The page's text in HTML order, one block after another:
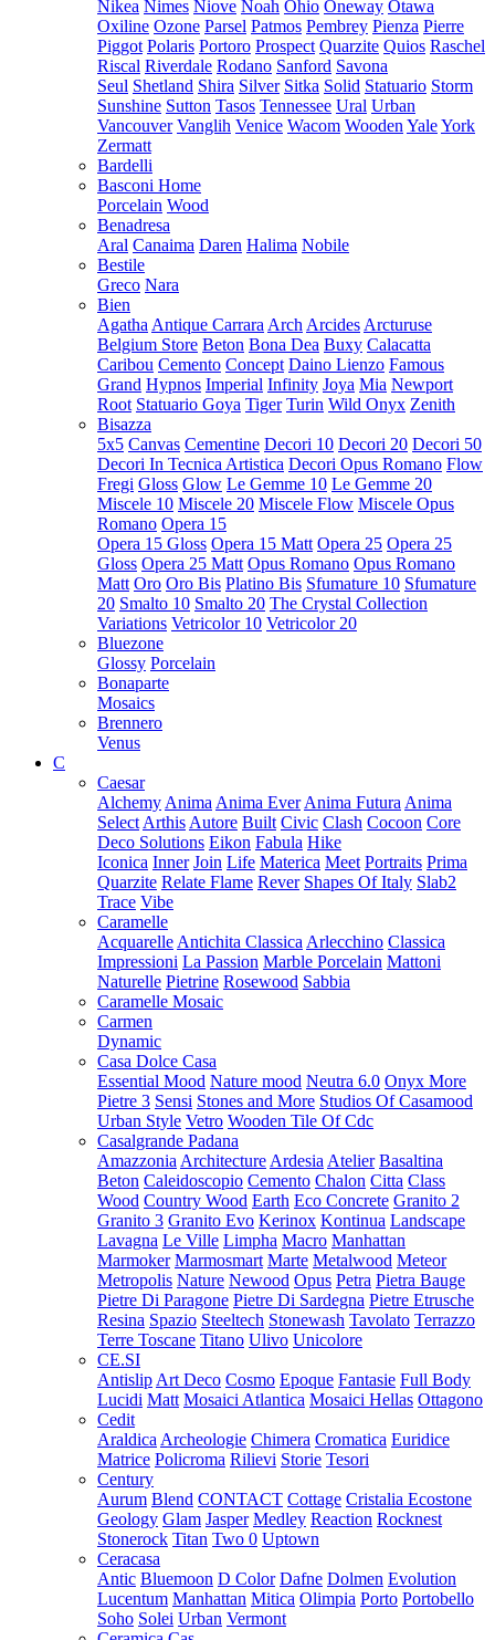
Nikea Nimes Niove Noah Ohio Oneway Otawa
Oxiline Ozone Parsel Patmos Pembrey Pienza Pierre
Piggot Polaris Portoro Prospect Quarzite Quios Raschel
Riscal Riverdale Rodano Sanford Savona
Seul Shetland Shira Silver Sitka Solid Statuario Storm
Sunshine Sutton Tasos Tennessee Ural Urban
Vancouver Vanglih Venice Wacom Wooden YaleYork
Zermatt
Bardelli
Basconi Home
Porcelain Wood
Benadresa
Aral Canaima Daren Halima Nobile
Bestile
Greco Nara
Bien
Agatha Antique Carrara Arch Arcides Arcturuse
Belgium Store Beton Bona Dea Buxy Calacatta
Caribou Cemento Concept Daino Lienzo Famous
Grand Hypnos Imperial Infinity Joya Mia Newport
Root Statuario Goya Tiger Turin Wild Onyx Zenith
Bisazza
5x5 Canvas Cementine Decori 10 Decori 20 Decori 50
Decori In Tecnica Artistica Decori Opus Romano Flow
Fregi Gloss Glow Le Gemme 10 Le Gemme 20
Miscele 10 Miscele 20 Miscele Flow Miscele Opus
Romano Opera 15
Opera 15 Gloss Opera 15 Matt Opera 25 Opera 25
Gloss Opera 25 Matt Opus Romano Opus Romano
Matt Oro Oro Bis Platino Bis Sfumature 10 Sfumature
20 Smalto 10 Smalto 20 The Crystal Collection
Variations Vetricolor 10 Vetricolor 20
Bluezone
Glossy Porcelain
Bonaparte
Mosaics
Brennero
Venus
C
Caesar
Alchemy Anima Anima Ever Anima Futura Anima
Select Arthis Autore Built Civic Clash Cocoon Core
Deco Solutions Eikon Fabula Hike
Iconica Inner Join Life Materica Meet Portraits Prima
Quarzite Relate Flame Rever Shapes Of Italy Slab2
Trace Vibe
Caramelle
Acquarelle Antichita Classica Arlecchino Classica
Impressioni La Passion Marble Porcelain Mattoni
Naturelle Pietrine Rosewood Sabbia
Caramelle Mosaic
Carmen
Dynamic
Casa Dolce Casa
Essential Mood Nature mood Neutra 6.0 Onyx More
Pietre 3 Sensi Stones and More Studios Of Casamood
Urban Style Vetro Wooden Tile Of Cdc
Casalgrande Padana
Amazzonia Architecture Ardesia Atelier Basaltina
Beton Caleidoscopio Cemento Chalon Citta Class
Wood Country Wood Earth Eco Concrete Granito 2
Granito 3 Granito Evo Kerinox Kontinua Landscape
Lavagna Le Ville Limpha Macro Manhattan
Marmoker Marmosmart Marte Metalwood Meteor
Metropolis Nature Newood Opus Petra Pietra Bauge
Pietre Di Paragone Pietre Di Sardegna Pietre Etrusche
Resina Spazio Steeltech Stonewash Tavolato Terrazzo
Terre Toscane Titano Ulivo Unicolore
CE.SI
Antislip Art Deco Cosmo Epoque Fantasie Full Body
Lucidi Matt Mosaici Atlantica Mosaici Hellas Ottagono
Cedit
Araldica Archeologie Chimera Cromatica Euridice
Matrice Policroma Rilievi Storie Tesori
Century
Aurum Blend CONTACT Cottage Cristalia Ecostone
Geology Glam Jasper Medley Reaction Rocknest
Stonerock Titan Two 0 Uptown
Ceracasa
Antic Bluemoon D Color Dafne Dolmen Evolution
Lucentum Manhattan Mitica Olimpia Porto Portobello
Soho Solei Urban Vermont